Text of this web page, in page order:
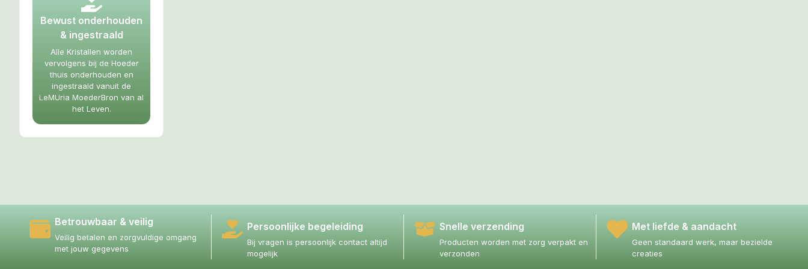
Bewust onderhouden
& ingestraald
Alle Kristallen worden
vervolgens bij de Hoeder
thuis onderhouden en
ingestraald vanuit de
LeMUria MoederBron van al
het Leven.
Betrouwbaar & veilig
Veilig betalen en zorgvuldige omgang
met jouw gegevens
Persoonlijke begeleiding
Bij vragen is persoonlijk contact altijd
mogelijk
Snelle verzending
Producten worden met zorg verpakt en
verzonden
Met liefde & aandacht
Geen standaard werk, maar bezielde
creaties